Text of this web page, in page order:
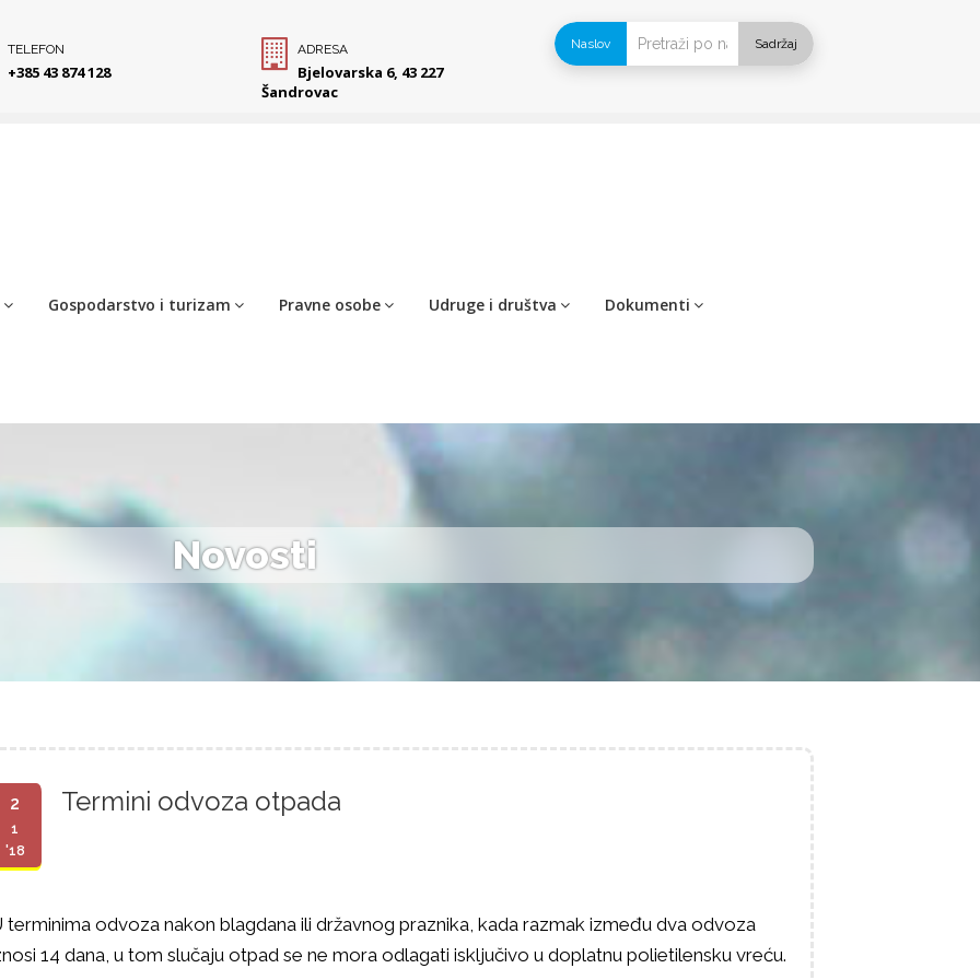
TELEFON
+385 43 874 128
ADRESA
Bjelovarska 6, 43 227
Šandrovac
Naslov Sadržaj
Gospodarstvo i turizam Pravne osobe Udruge i društva Dokumenti
Novosti
2
1
'18
Termini odvoza otpada
terminima odvoza nakon blagdana ili državnog praznika, kada razmak između dva odvoza
14 dana, u tom slučaju otpad se ne mora odlagati isključivo u doplatnu polietilensku vreću.